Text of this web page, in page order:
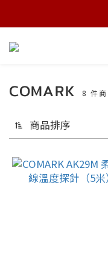
Free
COMARK 8 件商
商品排序